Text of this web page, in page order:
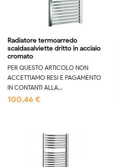
Radiatore termoarredo
scaldasalviette dritto in acciaio
cromato
PER QUESTO ARTICOLO NON
ACCETTIAMO RESI E PAGAMENTO
IN CONTANTI ALLA...
100,46 €